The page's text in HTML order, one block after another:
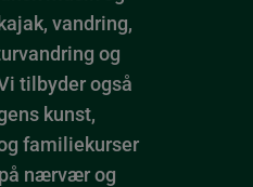
vandring,
og
tilbyder også
kunst,
familiekurser
nærvær og